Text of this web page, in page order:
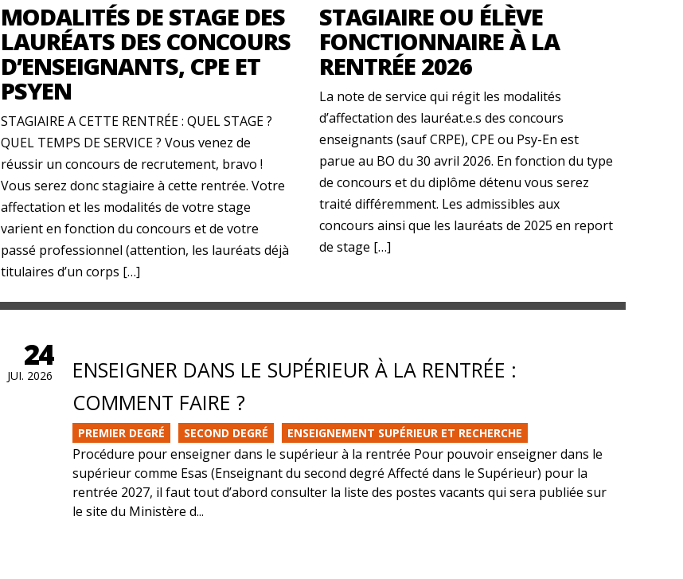
MODALITÉS DE STAGE DES
LAURÉATS DES CONCOURS
D’ENSEIGNANTS, CPE ET
PSYEN
STAGIAIRE A CETTE RENTRÉE : QUEL STAGE ?
QUEL TEMPS DE SERVICE ? Vous venez de
réussir un concours de recrutement, bravo !
Vous serez donc stagiaire à cette rentrée. Votre
affectation et les modalités de votre stage
varient en fonction du concours et de votre
passé professionnel (attention, les lauréats déjà
titulaires d’un corps […]
STAGIAIRE OU ÉLÈVE
FONCTIONNAIRE À LA
RENTRÉE 2026
La note de service qui régit les modalités
d’affectation des lauréat.e.s des concours
enseignants (sauf CRPE), CPE ou Psy-En est
parue au BO du 30 avril 2026. En fonction du type
de concours et du diplôme détenu vous serez
traité différemment. Les admissibles aux
concours ainsi que les lauréats de 2025 en report
de stage […]
24
JUI. 2026
ENSEIGNER DANS LE SUPÉRIEUR À LA RENTRÉE :
COMMENT FAIRE ?
PREMIER DEGRÉ SECOND DEGRÉ ENSEIGNEMENT SUPÉRIEUR ET RECHERCHE
Procédure pour enseigner dans le supérieur à la rentrée Pour pouvoir enseigner dans le
supérieur comme Esas (Enseignant du second degré Affecté dans le Supérieur) pour la
rentrée 2027, il faut tout d’abord consulter la liste des postes vacants qui sera publiée sur
le site du Ministère d...